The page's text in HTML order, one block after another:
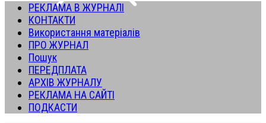
РЕКЛАМА В ЖУРНАЛІ
КОНТАКТИ
Використання матеріалів
ПРО ЖУРНАЛ
Пошук
ПЕРЕДПЛАТА
АРХІВ ЖУРНАЛУ
РЕКЛАМА НА САЙТІ
ПОДКАСТИ